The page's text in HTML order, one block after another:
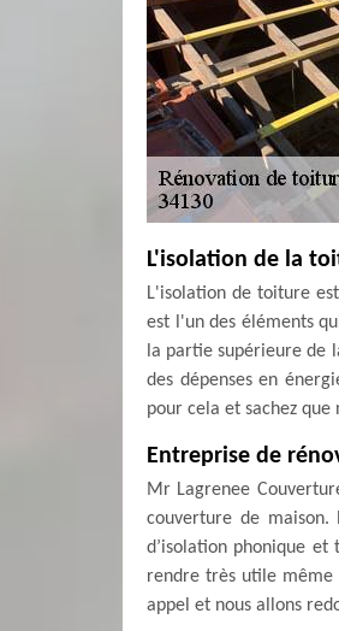
L'isolation de la
L'isolation de toiture
est l'un des éléments
la partie supérieure de
des dépenses en
pour cela et sachez
Entreprise de
Mr Lagrenee
couverture de maison.
d’isolation phonique
rendre très utile même
appel et nous allons